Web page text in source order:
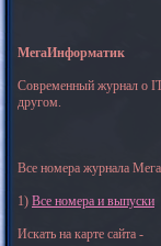
МегаИнформатик
Современный журнал о
другом.
Все номера журнала
1) Все номера и выпуски
Искать на карте сайта -